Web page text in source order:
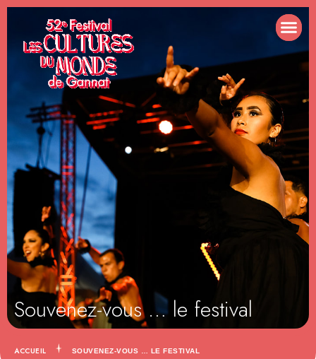
Souvenez-vous … le festival
ACCUEIL SOUVENEZ-VOUS … LE FESTIVAL